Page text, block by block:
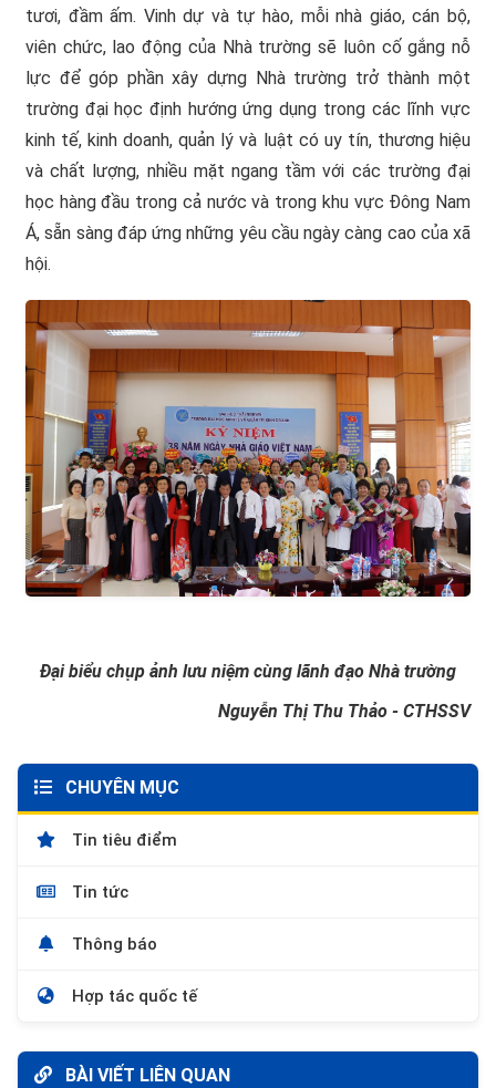
tươi, đầm ấm. Vinh dự và tự hào, mỗi nhà giáo, cán bộ,
viên chức, lao động của Nhà trường sẽ luôn cố gắng nỗ
lực để góp phần xây dựng Nhà trường trở thành một
trường đại học định hướng ứng dụng trong các lĩnh vực
kinh tế, kinh doanh, quản lý và luật có uy tín, thương hiệu
và chất lượng, nhiều mặt ngang tầm với các trường đại
học hàng đầu trong cả nước và trong khu vực Đông Nam
Á, sẵn sàng đáp ứng những yêu cầu ngày càng cao của xã
hội.
Đại biểu chụp ảnh lưu niệm cùng lãnh đạo Nhà trường
Nguyễn Thị Thu Thảo - CTHSSV
CHUYÊN MỤC
Tin tiêu điểm
Tin tức
Thông báo
Hợp tác quốc tế
BÀI VIẾT LIÊN QUAN